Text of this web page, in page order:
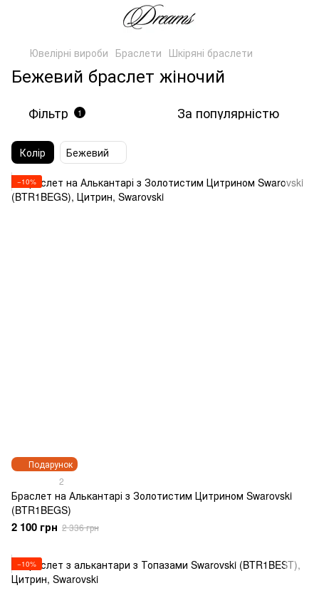
Ювелірні вироби Браслети Шкіряні браслети
Бежевий браслет жіночий
Фільтр 1 За популярністю
Колір Бежевий
Подарунок
−10%
2
Браслет на Алькантарі з Золотистим Цитрином Swarovski
(BTR1BEGS)
2 100 грн 2 336 грн
−10%